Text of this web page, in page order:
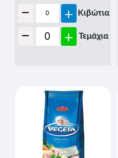
- + Κιβώτια
- + Τεμάχια